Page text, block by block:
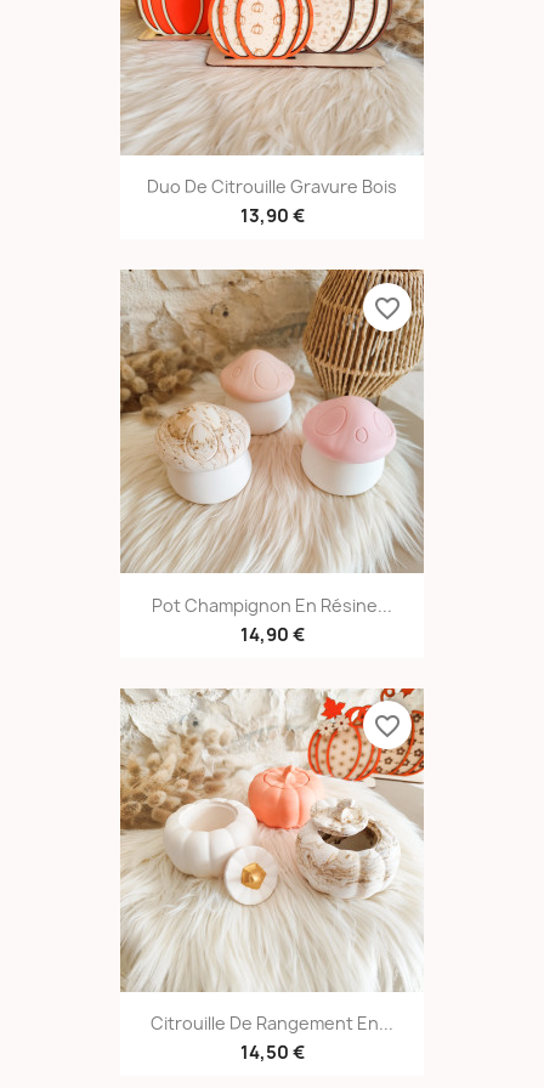
Duo De Citrouille Gravure Bois
13,90 €
Pot Champignon En Résine...
14,90 €
favorite_border
Citrouille De Rangement En...
14,50 €
favorite_border